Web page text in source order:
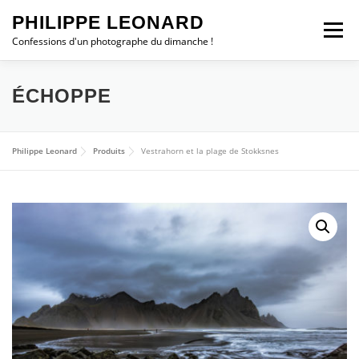
contenu
PHILIPPE LEONARD
Confessions d'un photographe du dimanche !
Menu
ESCAPADES
ALBUMSSTATION MÉTÉO WEBCAM
SHOP
ÉCHOPPE
Philippe Leonard Produits Vestrahorn et la plage de Stokksnes